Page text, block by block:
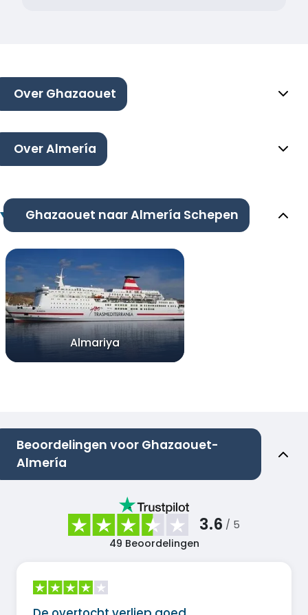
Over Ghazaouet
Over Almería
Ghazaouet naar Almería Schepen
Almariya
Beoordelingen voor Ghazaouet-
Almería
3.6 / 5
49 Beoordelingen